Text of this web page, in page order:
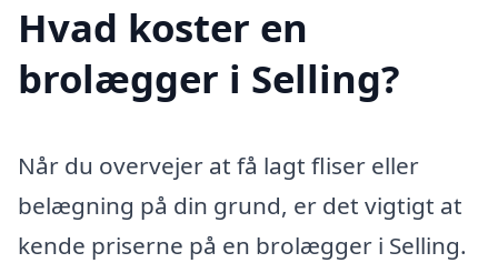
Hvad koster en
brolægger i Selling?
Når du overvejer at få lagt fliser eller
belægning på din grund, er det vigtigt at
kende priserne på en brolægger i Selling.